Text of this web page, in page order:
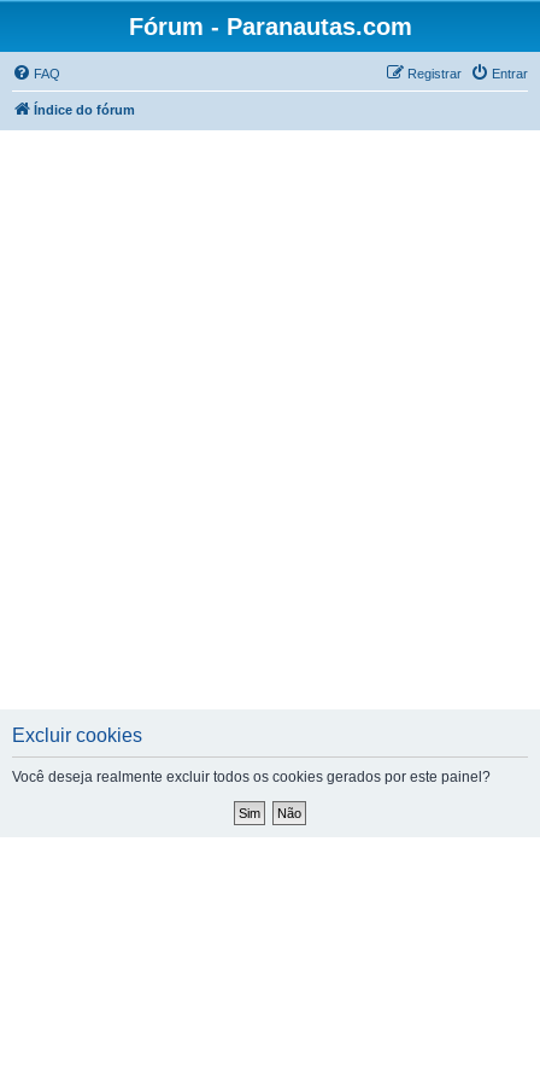
Fórum - Paranautas.com
FAQ Entrar
Registrar
Índice do fórum
Excluir cookies
Você deseja realmente excluir todos os cookies gerados por este painel?